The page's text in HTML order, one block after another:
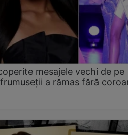
mesajele vechi de pe
a rămas fără